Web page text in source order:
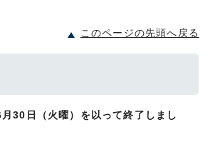
このページの先頭へ戻る
30日（火曜）を以って終了しまし